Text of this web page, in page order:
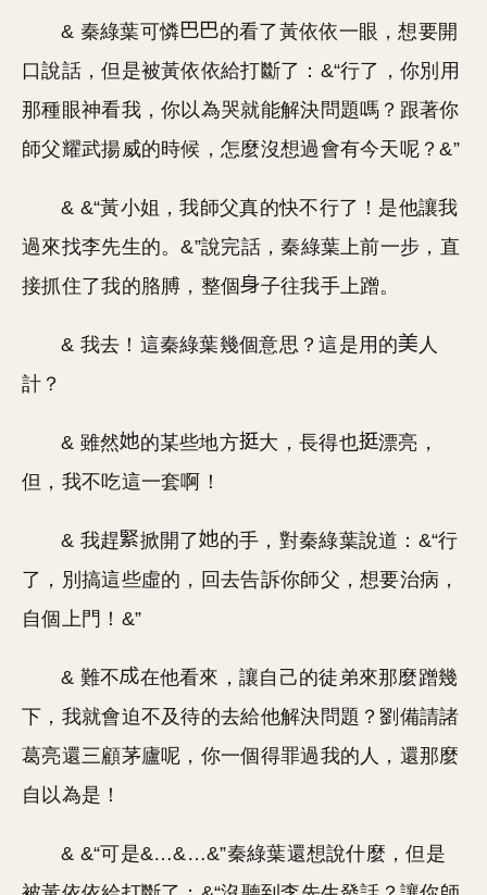
& 秦綠葉可憐
的看了黃依依一眼，想要開
口說話，但是被黃依依給打斷了：&“行了，你別用
那種眼神看我，你以為哭就能解決問題嗎？跟著你
師父耀武揚威的時候，怎麼沒想過會有今天呢？&”
& &“黃小姐，我師父真的快不行了！是他讓我
過來找李先生的。&”說完話，秦綠葉上前一步，直
接抓住了我的胳膊，整個
子往我手上蹭。
& 我去！這秦綠葉幾個意思？這是用的
人
計？
& 雖然 的某些地方 大，長得也
漂亮，
但，我不吃這一套啊！
& 我趕 掀開了
的手，對秦綠葉說道：&“行
了，別搞這些虛的，回去告訴你師父，想要治病，
自個上門！&”
& 難不
在他看來，讓自己的徒弟來那麼蹭幾
下，我就會迫不及待的去給他解決問題？劉備請諸
葛亮還三顧茅廬呢，你一個得罪過我的人，還那麼
自以為是！
& &“可是&…&…&”秦綠葉還想說什麼，但是